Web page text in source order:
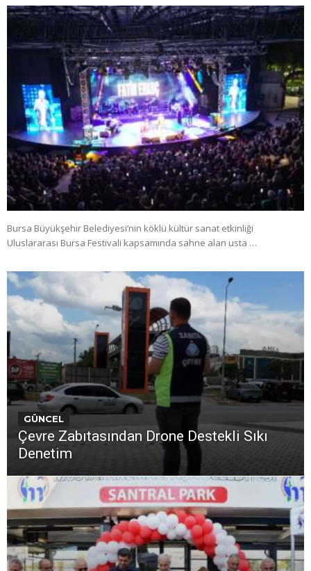
Bursa Büyükşehir Belediyesi’nin köklü kültür sanat etkinliği
Uluslararası Bursa Festivali kapsamında sahne alan usta …
GÜNCEL
Çevre Zabıtasından Drone Destekli Sıkı
Denetim